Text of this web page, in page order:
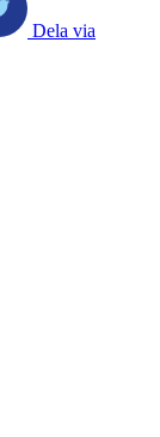
Dela via